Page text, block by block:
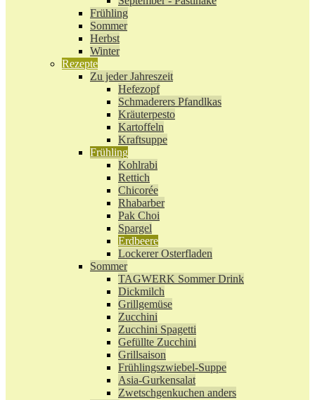
Frühling
Sommer
Herbst
Winter
Rezepte
Zu jeder Jahreszeit
Hefezopf
Schmaderers Pfandlkas
Kräuterpesto
Kartoffeln
Kraftsuppe
Frühling
Kohlrabi
Rettich
Chicorée
Rhabarber
Pak Choi
Spargel
Erdbeere
Lockerer Osterfladen
Sommer
TAGWERK Sommer Drink
Dickmilch
Grillgemüse
Zucchini
Zucchini Spagetti
Gefüllte Zucchini
Grillsaison
Frühlingszwiebel-Suppe
Asia-Gurkensalat
Zwetschgenkuchen anders